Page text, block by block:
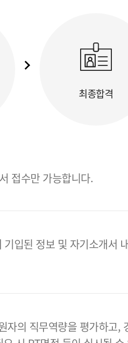
최종합격
접수만 가능합니다.
입된 정보 및 자기소개서
자의 직무역량을 평가하고,